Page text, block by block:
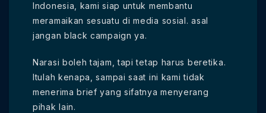
Indonesia, kami siap untuk membantu
meramaikan sesuatu di media sosial. asal
jangan black campaign ya.
Narasi boleh tajam, tapi tetap harus beretika.
Itulah kenapa, sampai saat ini kami tidak
menerima brief yang sifatnya menyerang
pihak lain.